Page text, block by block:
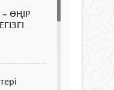
ӨҢІР